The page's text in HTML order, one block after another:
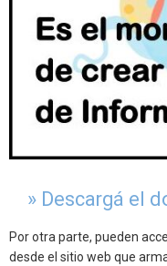
» Descargá el
Por otra parte, pueden
desde el sitio web que